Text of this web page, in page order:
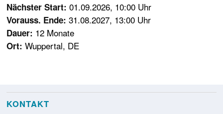
Nächster Start: 01.09.2026, 10:00 Uhr
Vorauss. Ende: 31.08.2027, 13:00 Uhr
Dauer: 12 Monate
Ort: Wuppertal, DE
KONTAKT